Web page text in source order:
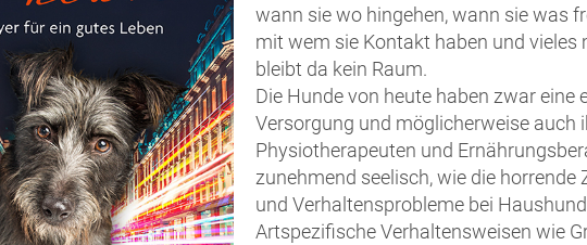
wann sie wo hingehen, wann sie was
mit wem sie Kontakt haben und
bleibt da kein Raum.
Die Hunde von heute haben zwar
Versorgung und möglicherweise auch
Physiotherapeuten und
zunehmend seelisch, wie die
und Verhaltensprobleme bei
Artspezifische Verhaltensweisen wie